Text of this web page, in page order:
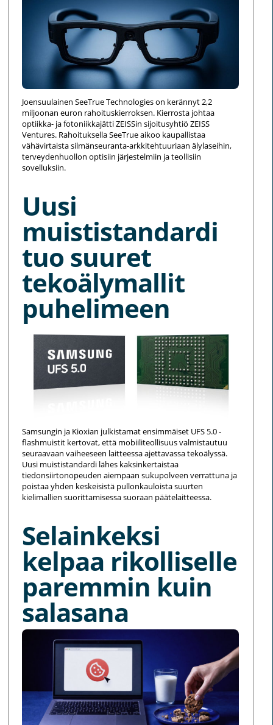
Joensuulainen SeeTrue Technologies on kerännyt 2,2
miljoonan euron rahoituskierroksen. Kierrosta johtaa
optiikka- ja fotoniikkajätti ZEISSin sijoitusyhtiö ZEISS
Ventures. Rahoituksella SeeTrue aikoo kaupallistaa
vähävirtaista silmänseuranta-arkkitehtuuriaan älylaseihin,
terveydenhuollon optisiin järjestelmiin ja teollisiin
sovelluksiin.
Uusi
muististandardi
tuo suuret
tekoälymallit
puhelimeen
Samsungin ja Kioxian julkistamat ensimmäiset UFS 5.0 -
flashmuistit kertovat, että mobiiliteollisuus valmistautuu
seuraavaan vaiheeseen laitteessa ajettavassa tekoälyssä.
Uusi muististandardi lähes kaksinkertaistaa
tiedonsiirtonopeuden aiempaan sukupolveen verrattuna ja
poistaa yhden keskeisistä pullonkauloista suurten
kielimallien suorittamisessa suoraan päätelaitteessa.
Selainkeksi
kelpaa rikolliselle
paremmin kuin
salasana